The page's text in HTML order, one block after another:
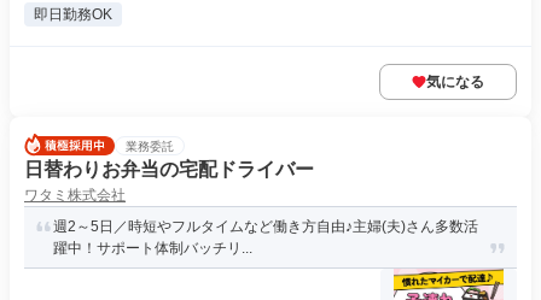
即日勤務OK
気になる
業務委託
日替わりお弁当の宅配ドライバー
ワタミ株式会社
週2～5日／時短やフルタイムなど働き方自由♪主婦(夫)さん多数活
躍中！サポート体制バッチリ...